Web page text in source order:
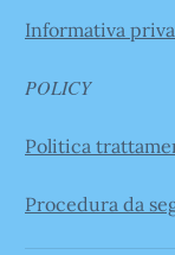
Informativa
POLICY
Politica
Procedura da